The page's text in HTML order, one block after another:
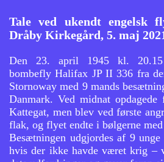
Tale ved ukendt engelsk
Dråby Kirkegård, 5. maj
Den 23. april 1945 kl.
bombefly Halifax JP II 336 fra
Stornoway med 9 mands
Danmark. Ved midnat
Kattegat, men blev ved første
flak, og flyet endte i bølgerne
Besætningen udgjordes af 9
hvis der ikke havde været krig –